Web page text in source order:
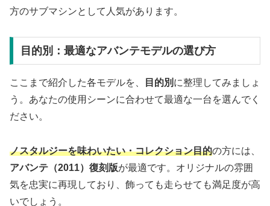
方のサブマシンとして人気があります。
目的別：最適なアバンテモデルの選び方
ここまで紹介した各モデルを、 目的別 に整理してみましょ
う。あなたの使用シーンに合わせて最適な一台を選んでく
ださい。
ノスタルジーを味わいたい・コレクション目的の方には、
アバンテ（2011）復刻版が最適です。オリジナルの雰囲
気を忠実に再現しており、飾っても走らせても満足度が高
いでしょう。